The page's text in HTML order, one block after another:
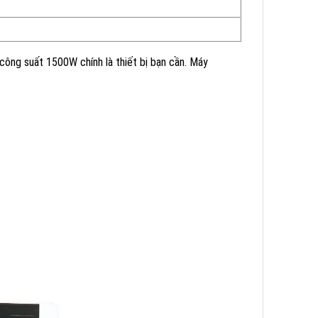
suất 1500W chính là thiết bị bạn cần. Máy